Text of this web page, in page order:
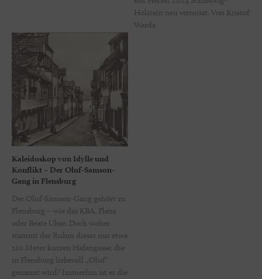
Holstein neu vermisst. Von Kristof
Warda
Kaleidoskop von Idylle und
Konflikt – Der Oluf-Samson-
Gang in Flensburg
Der Oluf-Samson-Gang gehört zu
Flensburg – wie das KBA, Flens
oder Beate Uhse. Doch woher
stammt der Ruhm dieser nur etwa
120 Meter kurzen Hafengasse, die
in Flensburg liebevoll „Oluf“
genannt wird? Immerhin ist er die